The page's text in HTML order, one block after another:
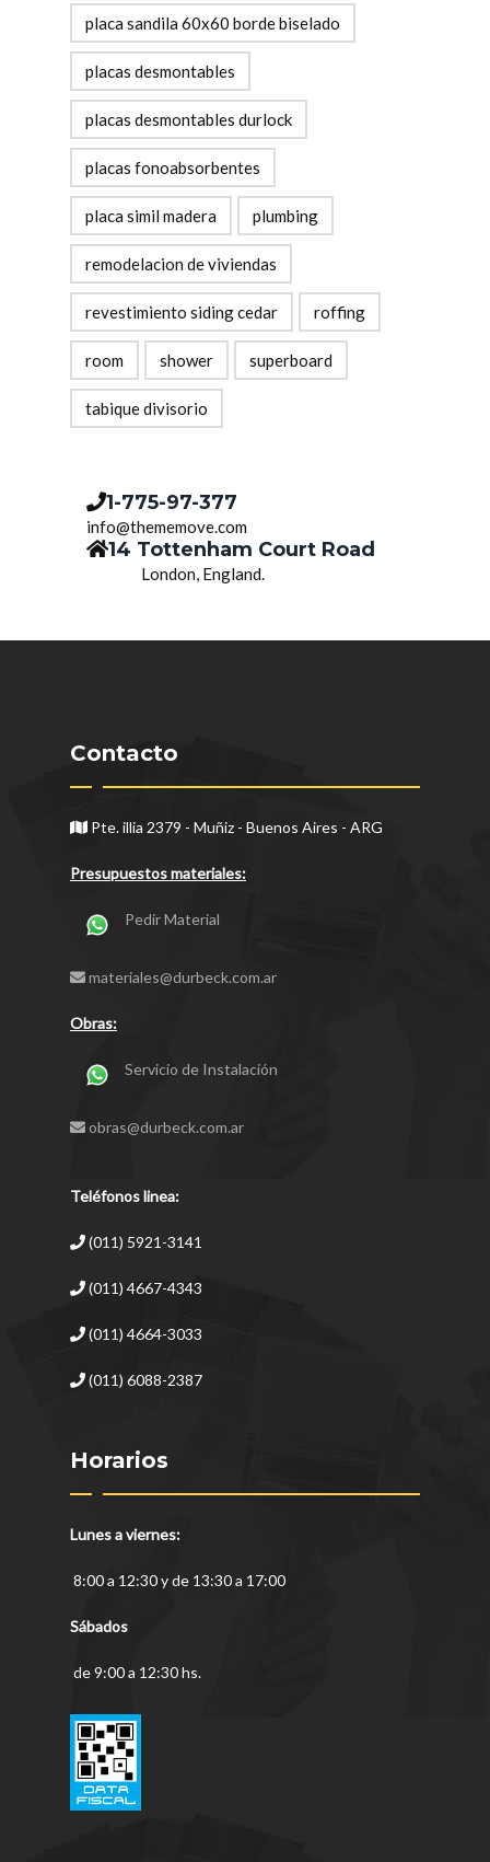
placa sandila 60x60 borde biselado
placas desmontables
placas desmontables durlock
placas fonoabsorbentes
placa simil madera plumbing
remodelacion de viviendas
revestimiento siding cedar roffing
room shower superboard
tabique divisorio
1-775-97-377
info@thememove.com
14 Tottenham Court Road
London, England.
Contacto
Pte. illia 2379 - Muñiz - Buenos Aires - ARG
Presupuestos materiales:
Pedir Material
materiales@durbeck.com.ar
Obras:
Servicio de Instalación
obras@durbeck.com.ar
Teléfonos linea:
(011) 5921-3141
(011) 4667-4343
(011) 4664-3033
(011) 6088-2387
Horarios
Lunes a viernes:
8:00 a 12:30 y de 13:30 a 17:00
Sábados
de 9:00 a 12:30 hs.